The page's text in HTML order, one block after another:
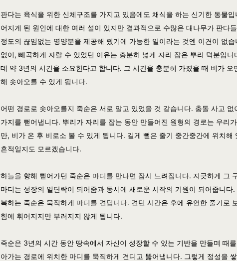
판다는 육식을 위한 신체구조를 가지고 있음에도 채식을 하는 신기한 동물
어지게 된 원인에 대한 여러 설이 있지만 결과적으로 수많은 대나무가 판다
정도의 끊임없는 영양분을 제공해 줬기에 가능한 일이라는 것엔 이견이 없
없이, 빼곡하게 자랄 수 있었던 이유는 충분히 넓게 자리 잡은 뿌리 덕분입
데 약 3년의 시간을 소요한다고 합니다. 그 시간을 충분히 가졌을 때 비가 오
해 솟아오를 수 있게 됩니다.
어떤 경로로 솟아오를지 죽순은 서로 알고 있었을 것 같습니다. 충돌 사고 없
가지를 뻗어냅니다. 뿌리가 자리를 잡는 동안 만들어진 원형의 경로는 우리
만, 비가 온 후 비로소 볼 수 있게 됩니다. 길게 뻗은 줄기 중간중간에 위치해
흔적일지도 모르겠습니다.
하늘을 향해 뻗어가던 죽순은 마디를 만나면 잠시 느려집니다. 지긋하게 그
마디는 성장의 일단락이 되어줌과 동시에 새로운 시작의 기원이 되어줍니다
복하는 죽순은 묵직하게 마디를 견딥니다. 견딘 시간은 후에 유연한 줄기로
힘에 휘어지지만 부러지지 않게 됩니다.
죽순은 3년의 시간 동안 땅속에서 자신이 성장할 수 있는 기반을 만들며 때
아가는 경로에 위치한 마디를 묵직하게 견디고 뚫어냅니다. 그렇게 정성을